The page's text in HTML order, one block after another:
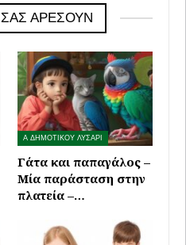
ΑΡΈΣΟΥΝ
Α ΔΗΜΟΤΙΚΟΥ ΛΥΣΑΡΙ
Γάτα και παπαγάλος –
Μία παράσταση στην
πλατεία –…